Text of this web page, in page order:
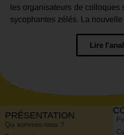
les organisateurs de colloques
sycophantes zélés. La
Lire
PRÉSENTATION
Qui sommes-nous ?